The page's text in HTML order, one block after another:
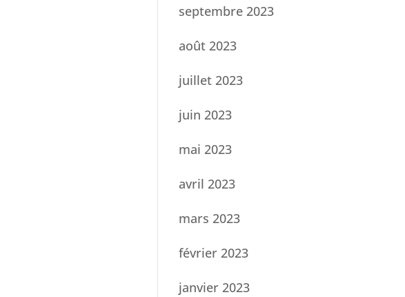
septembre 2023
août 2023
juillet 2023
juin 2023
mai 2023
avril 2023
mars 2023
février 2023
janvier 2023